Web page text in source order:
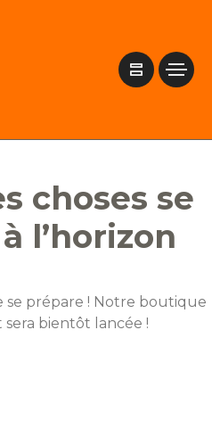
choses se
l’horizon
se prépare ! Notre boutique
bientôt lancée !